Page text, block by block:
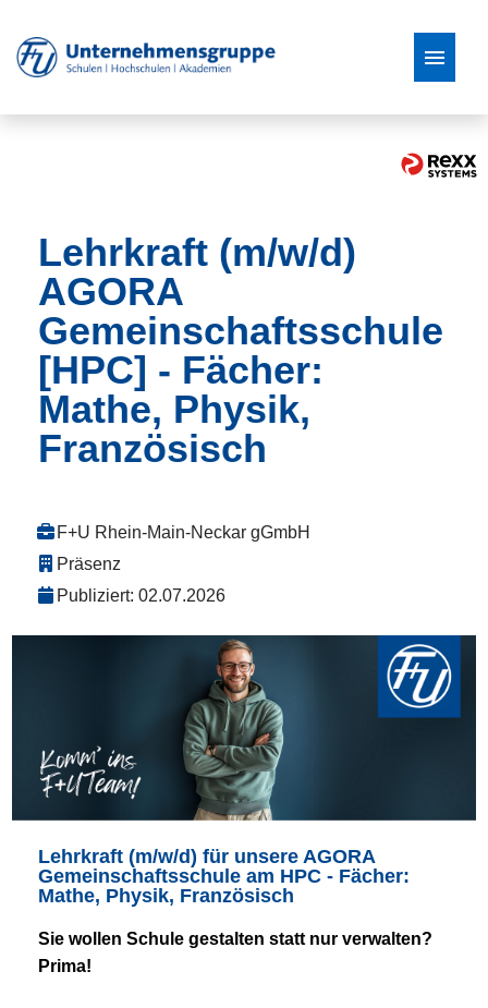
Lehrkraft (m/w/d)
AGORA
Gemeinschaftsschule
[HPC] - Fächer:
Mathe, Physik,
Französisch
F+U Rhein-Main-Neckar gGmbH
Präsenz
Publiziert: 02.07.2026
Lehrkraft (m/w/d) für unsere AGORA
Gemeinschaftsschule am HPC - Fächer:
Mathe, Physik, Französisch
Sie wollen Schule gestalten statt nur verwalten?
Prima!